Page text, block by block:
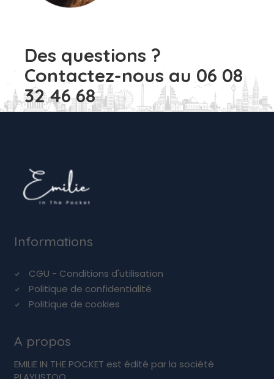
Des questions ?
Contactez-nous au 06 08
32 46 68
Informations
CGU - Conditions d'utilisation
Politique de confidentialité
Politique de cookies
A propos
EMILIE IN THE POCKET est édité par la société